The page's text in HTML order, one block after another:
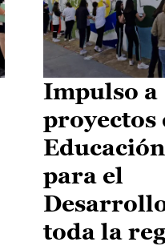
Impulso a
proyectos
Educación
para el
toda la